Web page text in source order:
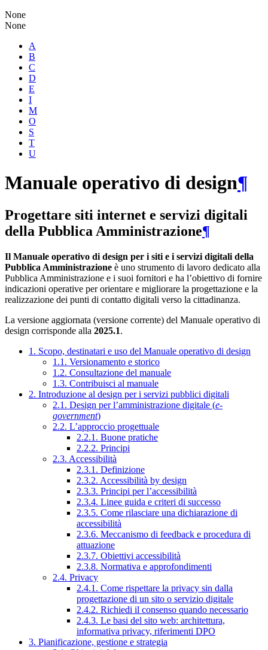
None
None
A
B
C
D
E
I
M
O
S
T
U
Manuale operativo di design¶
Progettare siti internet e servizi digitali
della Pubblica Amministrazione¶
Il Manuale operativo di design per i siti e i servizi digitali della
Pubblica Amministrazione è uno strumento di lavoro dedicato alla
Pubblica Amministrazione e i suoi fornitori e ha l’obiettivo di fornire
indicazioni operative per orientare e migliorare la progettazione e la
realizzazione dei punti di contatto digitali verso la cittadinanza.
La versione aggiornata (versione corrente) del Manuale operativo di
design corrisponde alla 2025.1.
1. Scopo, destinatari e uso del Manuale operativo di design
1.1. Versionamento e storico
1.2. Consultazione del manuale
1.3. Contribuisci al manuale
2. Introduzione al design per i servizi pubblici digitali
2.1. Design per l’amministrazione digitale (e-
government)
2.2. L’approccio progettuale
2.2.1. Buone pratiche
2.2.2. Principi
2.3. Accessibilità
2.3.1. Definizione
2.3.2. Accessibilità by design
2.3.3. Principi per l’accessibilità
2.3.4. Linee guida e criteri di successo
2.3.5. Come rilasciare una dichiarazione di
accessibilità
2.3.6. Meccanismo di feedback e procedura di
attuazione
2.3.7. Obiettivi accessibilità
2.3.8. Normativa e approfondimenti
2.4. Privacy
2.4.1. Come rispettare la privacy sin dalla
progettazione di un sito o servizio digitale
2.4.2. Richiedi il consenso quando necessario
2.4.3. Le basi del sito web: architettura,
informativa privacy, riferimenti DPO
3. Pianificazione, gestione e strategia